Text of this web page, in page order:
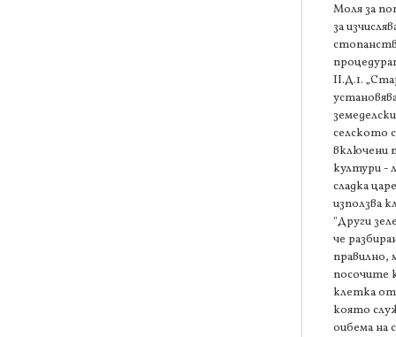
Моля за
за
II.Д.1.
селското
включени
култури -
сладка
използва
"Други
че
правилно,
посочите
клетка
която
оибема на